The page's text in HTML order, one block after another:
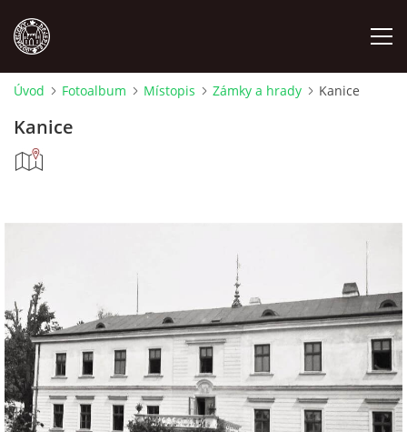
NÁRODOPIS
OSOBNOSTI
ODKAZY
O NÁS
Úvod Fotoalbum Místopis Zámky a hrady Kanice
Kanice